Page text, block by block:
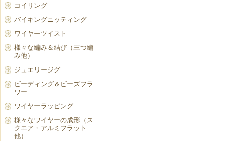
コイリング
バイキングニッティング
ワイヤーツイスト
様々な編み＆結び（三つ編
み他）
ジュエリージグ
ビーディング＆ビーズフラ
ワー
ワイヤーラッピング
様々なワイヤーの成形（ス
クエア・アルミフラット
他）